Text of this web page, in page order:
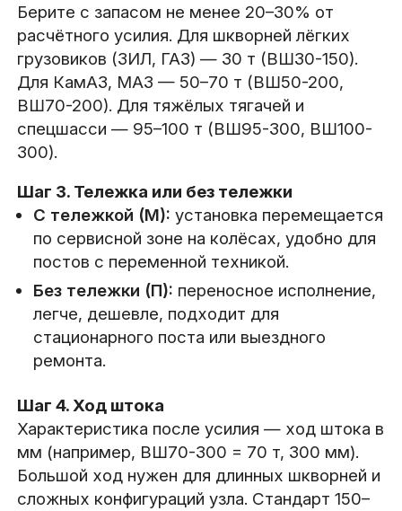
Берите с запасом не менее 20–30% от
расчётного усилия. Для шкворней лёгких
грузовиков (ЗИЛ, ГАЗ) — 30 т (ВШ30-150).
Для КамАЗ, МАЗ — 50–70 т (ВШ50-200,
ВШ70-200). Для тяжёлых тягачей и
спецшасси — 95–100 т (ВШ95-300, ВШ100-
300).
Шаг 3. Тележка или без тележки
С тележкой (М): установка перемещается
по сервисной зоне на колёсах, удобно для
постов с переменной техникой.
Без тележки (П): переносное исполнение,
легче, дешевле, подходит для
стационарного поста или выездного
ремонта.
Шаг 4. Ход штока
Характеристика после усилия — ход штока в
мм (например, ВШ70-300 = 70 т, 300 мм).
Большой ход нужен для длинных шкворней и
сложных конфигураций узла. Стандарт 150–